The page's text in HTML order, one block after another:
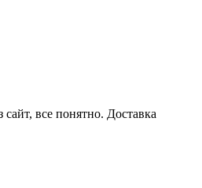
все понятно. Доставка